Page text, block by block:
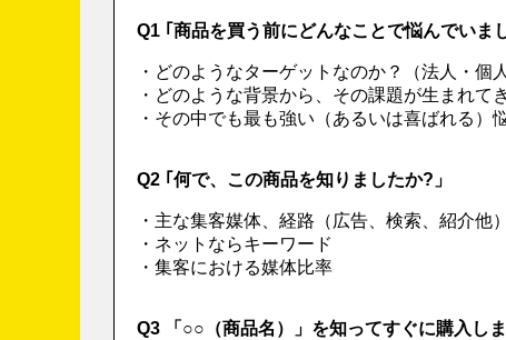
Q1 ｢商品を買う前にどんなことで悩んでいま
・どのようなターゲットなのか？（法人・個
・どのような背景から、その課題が生まれて
・その中でも最も強い（あるいは喜ばれる）
Q2 ｢何で、この商品を知りましたか?」
・主な集客媒体、経路（広告、検索、紹介他）
・ネットならキーワード
・集客における媒体比率
Q3 「○○（商品名）」を知ってすぐに購入し